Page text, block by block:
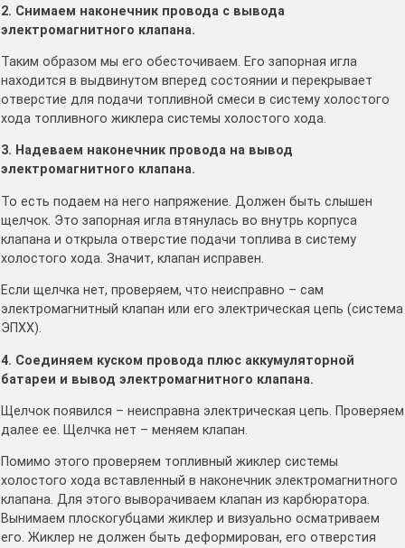
2. Снимаем наконечник провода с вывода
электромагнитного клапана.
Таким образом мы его обесточиваем. Его запорная игла
находится в выдвинутом вперед состоянии и перекрывает
отверстие для подачи топливной смеси в систему холостого
хода топливного жиклера системы холостого хода.
3. Надеваем наконечник провода на вывод
электромагнитного клапана.
То есть подаем на него напряжение. Должен быть слышен
щелчок. Это запорная игла втянулась во внутрь корпуса
клапана и открыла отверстие подачи топлива в систему
холостого хода. Значит, клапан исправен.
Если щелчка нет, проверяем, что неисправно – сам
электромагнитный клапан или его электрическая цепь (система
ЭПХХ).
4. Соединяем куском провода плюс аккумуляторной
батареи и вывод электромагнитного клапана.
Щелчок появился – неисправна электрическая цепь. Проверяем
далее ее. Щелчка нет – меняем клапан.
Помимо этого проверяем топливный жиклер системы
холостого хода вставленный в наконечник электромагнитного
клапана. Для этого выворачиваем клапан из карбюратора.
Вынимаем плоскогубцами жиклер и визуально осматриваем
его. Жиклер не должен быть деформирован, его отверстия